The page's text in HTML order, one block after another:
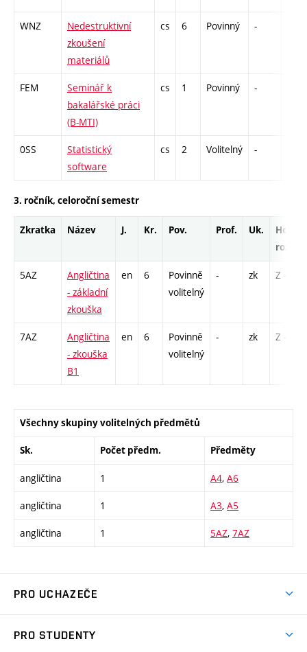
WNZ
Nedestruktivní
zkoušení
materiálů
cs 6 Povinný -
FEM
Seminář k
bakalářské práci
(B-MTI)
cs 1 Povinný -
0SS
Statistický
software
cs 2 Volitelný -
3. ročník, celoroční semestr
Zkratka Název J. Kr. Pov. Prof. Uk.
Hod.
rozsah
5AZ
Angličtina
- základní
zkouška
en 6
Povinně
volitelný
- zk Z - 1
7AZ
Angličtina
- zkouška
B1
en 6
Povinně
volitelný
- zk Z - 1
Všechny skupiny volitelných předmětů
Sk. Počet předm. Předměty
angličtina 1 A4, A6
angličtina 1 A3, A5
angličtina 1 5AZ, 7AZ
PRO UCHAZEČE
PRO STUDENTY